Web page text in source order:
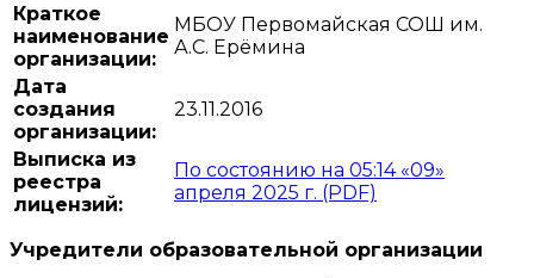
Краткое
наименование
организации:
МБОУ Первомайская СОШ им.
А.С. Ерёмина
Дата
создания
организации:
23.11.2016
Выписка из
реестра
лицензий:
По состоянию на 05:14 «09»
апреля 2025 г. (PDF)
Учредители образовательной организации